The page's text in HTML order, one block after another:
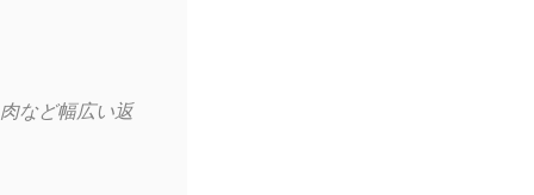
など幅広い返